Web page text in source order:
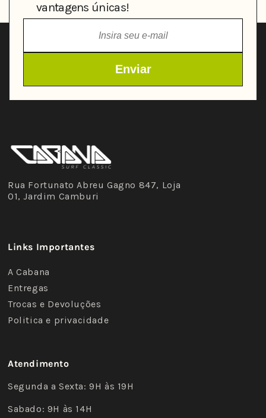
vantagens únicas!
Rua Fortunato Abreu Gagno 847, Loja
01, Jardim Camburi
Links Importantes
A Cabana
Entregas
Trocas e Devoluções
Politica e privacidade
Atendimento
Segunda a Sexta: 9H às 19H
Sabado: 9H às 14H